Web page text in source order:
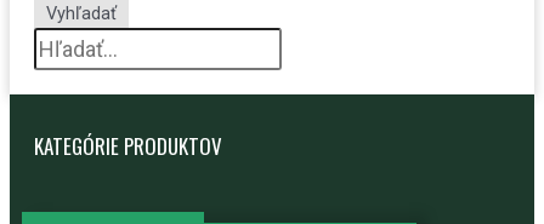
Vyhľadať
KATEGÓRIE PRODUKTOV